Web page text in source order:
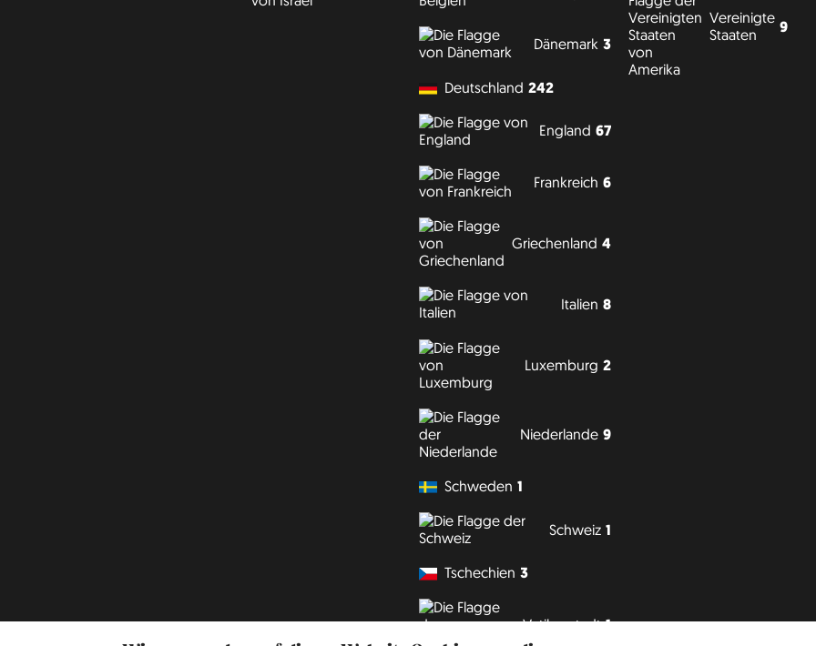
Dänemark 3
Deutschland 242
England 67
Frankreich 6
Griechenland 4
Italien 8
Luxemburg 2
Niederlande 9
Schweden 1
Schweiz 1
Tschechien 3
Vatikanstadt 1
Vereinigte
Staaten
9